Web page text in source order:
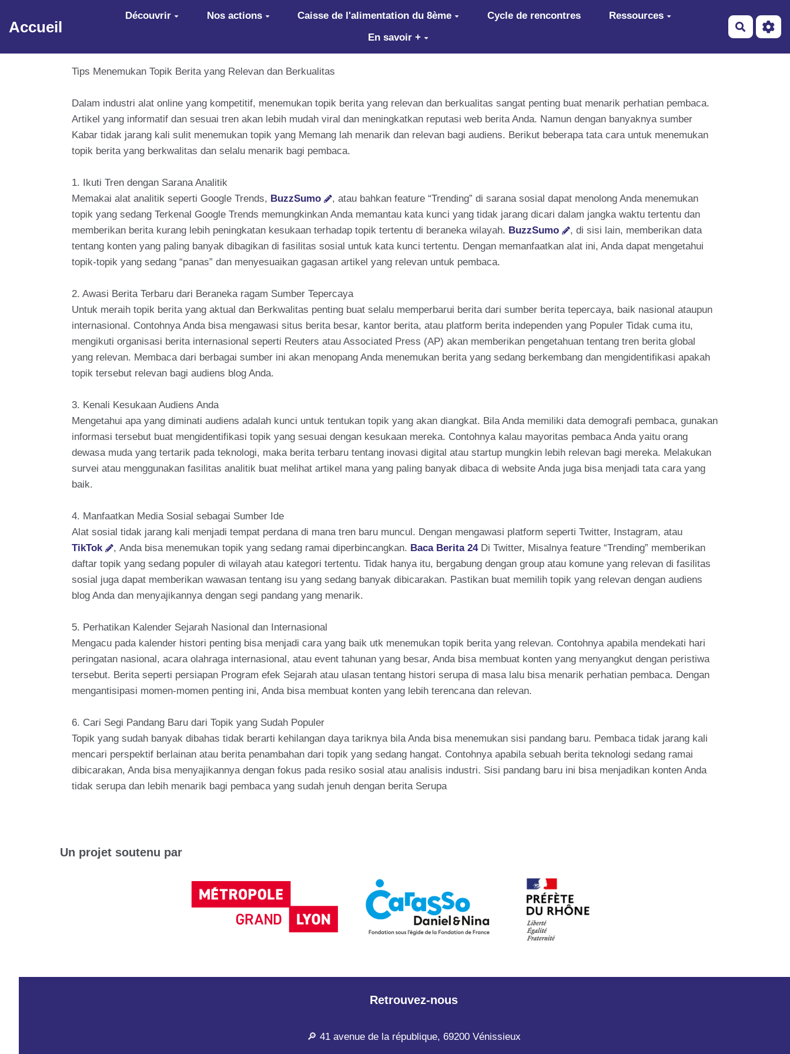
Aller au contenu principal
Accueil
Découvrir Nos actions Caisse de l'alimentation du 8ème Cycle de rencontres
Ressources
En savoir +
Tips Menemukan Topik Berita yang Relevan dan Berkualitas
Dalam industri alat online yang kompetitif, menemukan topik berita yang relevan dan berkualitas sangat penting buat menarik perhatian pembaca.
Artikel yang informatif dan sesuai tren akan lebih mudah viral dan meningkatkan reputasi web berita Anda. Namun dengan banyaknya sumber
Kabar tidak jarang kali sulit menemukan topik yang Memang lah menarik dan relevan bagi audiens. Berikut beberapa tata cara untuk menemukan
topik berita yang berkwalitas dan selalu menarik bagi pembaca.
1. Ikuti Tren dengan Sarana Analitik
Memakai alat analitik seperti Google Trends, BuzzSumo
, atau bahkan feature “Trending” di sarana sosial dapat menolong Anda menemukan
topik yang sedang Terkenal Google Trends memungkinkan Anda memantau kata kunci yang tidak jarang dicari dalam jangka waktu tertentu dan
memberikan berita kurang lebih peningkatan kesukaan terhadap topik tertentu di beraneka wilayah. BuzzSumo
, di sisi lain, memberikan data
tentang konten yang paling banyak dibagikan di fasilitas sosial untuk kata kunci tertentu. Dengan memanfaatkan alat ini, Anda dapat mengetahui
topik-topik yang sedang “panas” dan menyesuaikan gagasan artikel yang relevan untuk pembaca.
2. Awasi Berita Terbaru dari Beraneka ragam Sumber Tepercaya
Untuk meraih topik berita yang aktual dan Berkwalitas penting buat selalu memperbarui berita dari sumber berita tepercaya, baik nasional ataupun
internasional. Contohnya Anda bisa mengawasi situs berita besar, kantor berita, atau platform berita independen yang Populer Tidak cuma itu,
mengikuti organisasi berita internasional seperti Reuters atau Associated Press (AP) akan memberikan pengetahuan tentang tren berita global
yang relevan. Membaca dari berbagai sumber ini akan menopang Anda menemukan berita yang sedang berkembang dan mengidentifikasi apakah
topik tersebut relevan bagi audiens blog Anda.
3. Kenali Kesukaan Audiens Anda
Mengetahui apa yang diminati audiens adalah kunci untuk tentukan topik yang akan diangkat. Bila Anda memiliki data demografi pembaca, gunakan
informasi tersebut buat mengidentifikasi topik yang sesuai dengan kesukaan mereka. Contohnya kalau mayoritas pembaca Anda yaitu orang
dewasa muda yang tertarik pada teknologi, maka berita terbaru tentang inovasi digital atau startup mungkin lebih relevan bagi mereka. Melakukan
survei atau menggunakan fasilitas analitik buat melihat artikel mana yang paling banyak dibaca di website Anda juga bisa menjadi tata cara yang
baik.
4. Manfaatkan Media Sosial sebagai Sumber Ide
Alat sosial tidak jarang kali menjadi tempat perdana di mana tren baru muncul. Dengan mengawasi platform seperti Twitter, Instagram, atau
TikTok
, Anda bisa menemukan topik yang sedang ramai diperbincangkan. Baca Berita 24Di Twitter, Misalnya feature “Trending” memberikan
daftar topik yang sedang populer di wilayah atau kategori tertentu. Tidak hanya itu, bergabung dengan group atau komune yang relevan di fasilitas
sosial juga dapat memberikan wawasan tentang isu yang sedang banyak dibicarakan. Pastikan buat memilih topik yang relevan dengan audiens
blog Anda dan menyajikannya dengan segi pandang yang menarik.
5. Perhatikan Kalender Sejarah Nasional dan Internasional
Mengacu pada kalender histori penting bisa menjadi cara yang baik utk menemukan topik berita yang relevan. Contohnya apabila mendekati hari
peringatan nasional, acara olahraga internasional, atau event tahunan yang besar, Anda bisa membuat konten yang menyangkut dengan peristiwa
tersebut. Berita seperti persiapan Program efek Sejarah atau ulasan tentang histori serupa di masa lalu bisa menarik perhatian pembaca. Dengan
mengantisipasi momen-momen penting ini, Anda bisa membuat konten yang lebih terencana dan relevan.
6. Cari Segi Pandang Baru dari Topik yang Sudah Populer
Topik yang sudah banyak dibahas tidak berarti kehilangan daya tariknya bila Anda bisa menemukan sisi pandang baru. Pembaca tidak jarang kali
mencari perspektif berlainan atau berita penambahan dari topik yang sedang hangat. Contohnya apabila sebuah berita teknologi sedang ramai
dibicarakan, Anda bisa menyajikannya dengan fokus pada resiko sosial atau analisis industri. Sisi pandang baru ini bisa menjadikan konten Anda
tidak serupa dan lebih menarik bagi pembaca yang sudah jenuh dengan berita Serupa
Un projet soutenu par
Retrouvez-nous
🔎 41 avenue de la république, 69200 Vénissieux